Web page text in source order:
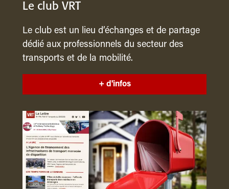
Le club VRT
Le club est un lieu d’échanges et de partage
dédié aux professionnels du secteur des
transports et de la mobilité.
+ d'infos